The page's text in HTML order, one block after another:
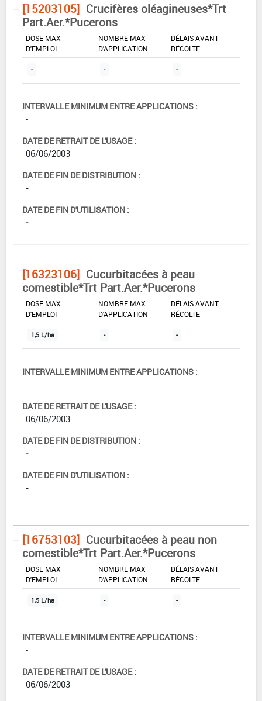
[15203105] Crucifères oléagineuses*Trt
Part.Aer.*Pucerons
DOSE MAX
D'EMPLOI
NOMBRE MAX
D'APPLICATION
DÉLAIS AVANT
RÉCOLTE
- - -
INTERVALLE MINIMUM ENTRE APPLICATIONS :
-
DATE DE RETRAIT DE L'USAGE :
06/06/2003
DATE DE FIN DE DISTRIBUTION :
-
DATE DE FIN D'UTILISATION :
-
[16323106] Cucurbitacées à peau
comestible*Trt Part.Aer.*Pucerons
DOSE MAX
D'EMPLOI
NOMBRE MAX
D'APPLICATION
DÉLAIS AVANT
RÉCOLTE
1,5 L/ha - -
INTERVALLE MINIMUM ENTRE APPLICATIONS :
-
DATE DE RETRAIT DE L'USAGE :
06/06/2003
DATE DE FIN DE DISTRIBUTION :
-
DATE DE FIN D'UTILISATION :
-
[16753103] Cucurbitacées à peau non
comestible*Trt Part.Aer.*Pucerons
DOSE MAX
D'EMPLOI
NOMBRE MAX
D'APPLICATION
DÉLAIS AVANT
RÉCOLTE
1,5 L/ha - -
INTERVALLE MINIMUM ENTRE APPLICATIONS :
-
DATE DE RETRAIT DE L'USAGE :
06/06/2003